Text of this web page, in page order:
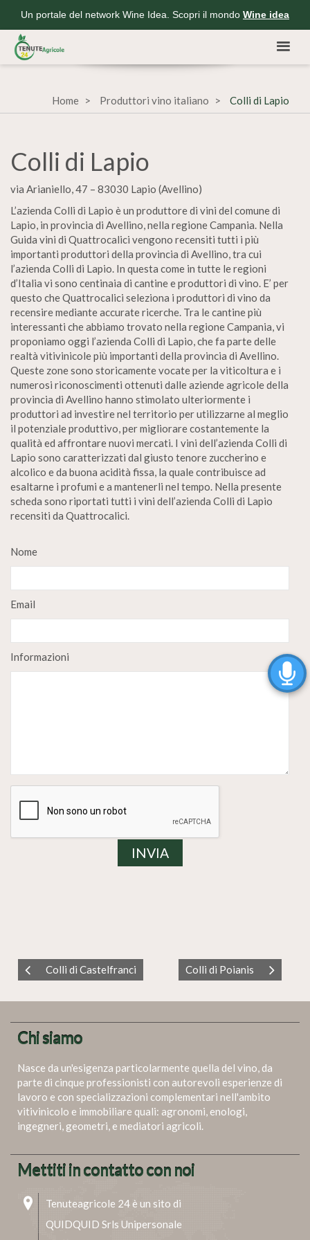
Un portale del network Wine Idea. Scopri il mondo Wine idea
Home Produttori vino italiano Colli di Lapio
Colli di Lapio
via Arianiello, 47 – 83030 Lapio (Avellino)
L’azienda Colli di Lapio è un produttore di vini del comune di
Lapio, in provincia di Avellino, nella regione Campania. Nella
Guida vini di Quattrocalici vengono recensiti tutti i più
importanti produttori della provincia di Avellino, tra cui
l’azienda Colli di Lapio. In questa come in tutte le regioni
d’Italia vi sono centinaia di cantine e produttori di vino. E’ per
questo che Quattrocalici seleziona i produttori di vino da
recensire mediante accurate ricerche. Tra le cantine più
interessanti che abbiamo trovato nella regione Campania, vi
proponiamo oggi l’azienda Colli di Lapio, che fa parte delle
realtà vitivinicole più importanti della provincia di Avellino.
Queste zone sono storicamente vocate per la viticoltura e i
numerosi riconoscimenti ottenuti dalle aziende agricole della
provincia di Avellino hanno stimolato ulteriormente i
produttori ad investire nel territorio per utilizzarne al meglio
il potenziale produttivo, per migliorare costantemente la
qualità ed affrontare nuovi mercati. I vini dell’azienda Colli di
Lapio sono caratterizzati dal giusto tenore zuccherino e
alcolico e da buona acidità fissa, la quale contribuisce ad
esaltarne i profumi e a mantenerli nel tempo. Nella presente
scheda sono riportati tutti i vini dell’azienda Colli di Lapio
recensiti da Quattrocalici.
Nome
Email
Informazioni
Colli di Castelfranci Colli di Poianis
Chi siamo
Nasce da un'esigenza particolarmente quella del vino, da
parte di cinque professionisti con autorevoli esperienze di
lavoro e con specializzazioni complementari nell'ambito
vitivinicolo e immobiliare quali: agronomi, enologi,
ingegneri, geometri, e mediatori agricoli.
Mettiti in contatto con noi
Tenuteagricole 24 è un sito di
QUIDQUID Srls Unipersonale